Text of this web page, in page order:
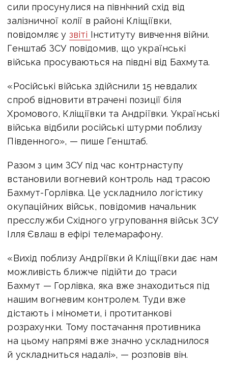
сили просунулися на північний схід від
залізничної колії в районі Кліщіївки,
повідомляє у звіті Інституту вивчення війни.
Генштаб ЗСУ повідомив, що українські
війська просуваються на півдні від Бахмута.
«Російські війська здійснили 15 невдалих
спроб відновити втрачені позиції біля
Хромового, Кліщіївки та Андріївки. Українські
війська відбили російські штурми поблизу
Південного», — пише Генштаб.
Разом з цим ЗСУ під час контрнаступу
встановили вогневий контроль над трасою
Бахмут-Горлівка. Це ускладнило логістику
окупаційних військ, повідомив начальник
пресслужби Східного угруповання військ ЗСУ
Ілля Євлаш в ефірі телемарафону.
«Вихід поблизу Андріївки й Кліщіївки дає нам
можливість ближче підійти до траси
Бахмут — Горлівка, яка вже знаходиться під
нашим вогневим контролем. Туди вже
дістають і міномети, і протитанкові
розрахунки. Тому постачання противника
на цьому напрямі вже значно ускладнилося
й ускладниться надалі», — розповів він.